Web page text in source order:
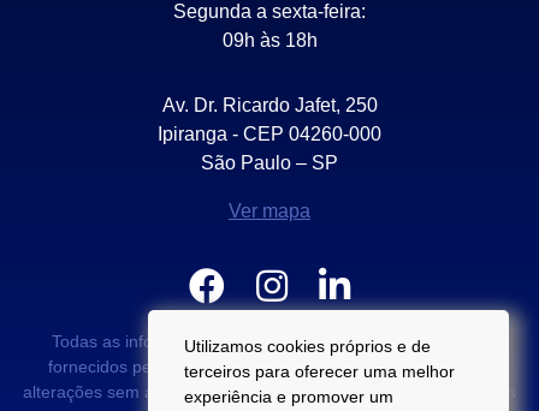
Segunda a sexta-feira:
09h às 18h
Av. Dr. Ricardo Jafet, 250
Ipiranga - CEP 04260-000
São Paulo – SP
Ver mapa
Todas as informações e valores exibidos neste portal são
fornecidos pelos proprietários dos imóveis podendo sofrer
alterações sem aviso prévio. Antes da proposta, consulte nossos
Utilizamos cookies próprios e de
terceiros para oferecer uma melhor
experiência e promover um